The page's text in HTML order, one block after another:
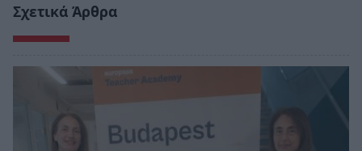
Σχετικά Άρθρα